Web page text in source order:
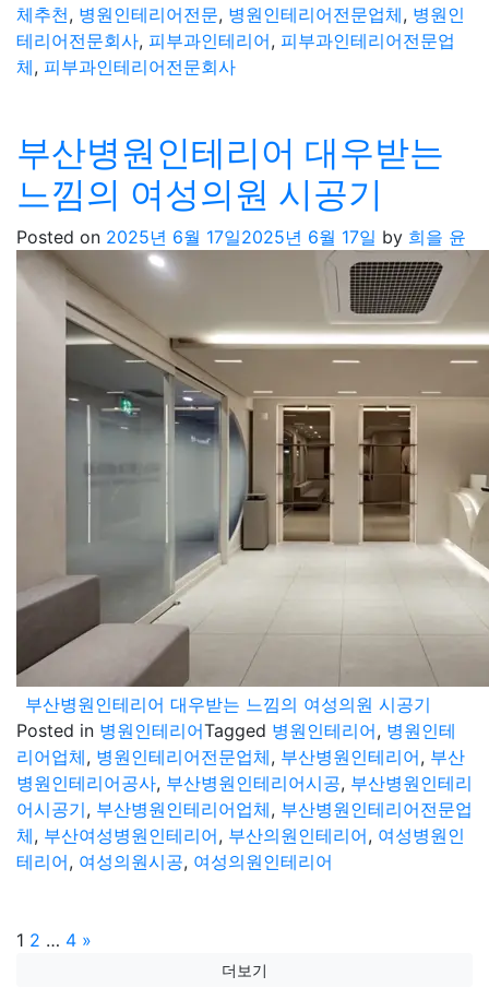
체추천, 병원인테리어전문, 병원인테리어전문업체, 병원인
테리어전문회사, 피부과인테리어, 피부과인테리어전문업
체, 피부과인테리어전문회사
부산병원인테리어 대우받는
느낌의 여성의원 시공기
Posted on 2025년 6월 17일2025년 6월 17일 by 희을 윤
부산병원인테리어 대우받는 느낌의 여성의원 시공기
Posted in 병원인테리어Tagged 병원인테리어, 병원인테
리어업체, 병원인테리어전문업체, 부산병원인테리어, 부산
병원인테리어공사, 부산병원인테리어시공, 부산병원인테리
어시공기, 부산병원인테리어업체, 부산병원인테리어전문업
체, 부산여성병원인테리어, 부산의원인테리어, 여성병원인
테리어, 여성의원시공, 여성의원인테리어
글
Page
1 Page
2 … Page
4 »
더보기